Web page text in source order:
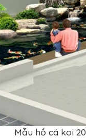
Mẫu hồ cá koi 20